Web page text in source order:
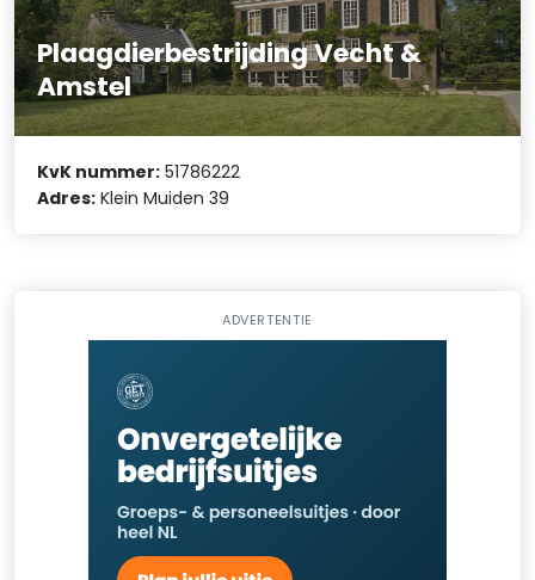
Plaagdierbestrijding Vecht &
Amstel
KvK nummer: 51786222
Adres: Klein Muiden 39
ADVERTENTIE